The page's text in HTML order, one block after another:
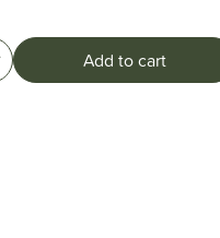
Add to cart